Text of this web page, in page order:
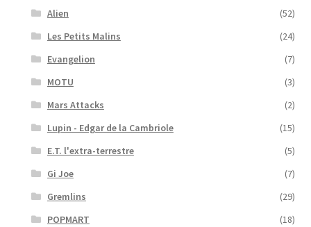
Alien
(52)
Les Petits Malins
(24)
Evangelion
(7)
MOTU
(3)
Mars Attacks
(2)
Lupin - Edgar de la Cambriole
(15)
E.T. l'extra-terrestre
(5)
Gi Joe
(7)
Gremlins
(29)
POPMART
(18)